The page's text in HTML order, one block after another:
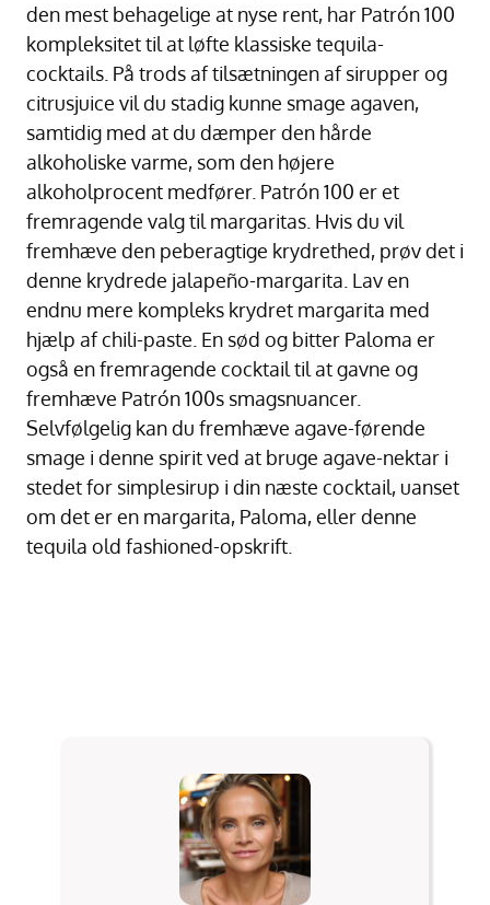
den mest behagelige at nyse rent, har Patrón 100
kompleksitet til at løfte klassiske tequila-
cocktails. På trods af tilsætningen af sirupper og
citrusjuice vil du stadig kunne smage agaven,
samtidig med at du dæmper den hårde
alkoholiske varme, som den højere
alkoholprocent medfører. Patrón 100 er et
fremragende valg til margaritas. Hvis du vil
fremhæve den peberagtige krydrethed, prøv det i
denne krydrede jalapeño-margarita. Lav en
endnu mere kompleks krydret margarita med
hjælp af chili-paste. En sød og bitter Paloma er
også en fremragende cocktail til at gavne og
fremhæve Patrón 100s smagsnuancer.
Selvfølgelig kan du fremhæve agave-førende
smage i denne spirit ved at bruge agave-nektar i
stedet for simplesirup i din næste cocktail, uanset
om det er en margarita, Paloma, eller denne
tequila old fashioned-opskrift.